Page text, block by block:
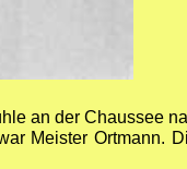
an der Chaussee
Meister Ortmann.